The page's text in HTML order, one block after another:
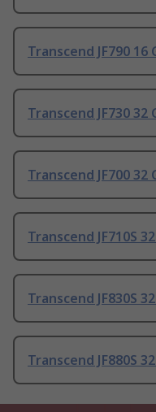
Transcend JF790 16
Transcend JF730 32
Transcend JF700 32
Transcend JF710S
Transcend JF830S
Transcend JF880S